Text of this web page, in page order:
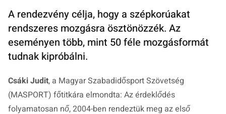
A rendezvény célja, hogy a szépkorúakat
rendszeres mozgásra ösztönözzék. Az
eseményen több, mint 50 féle mozgásformát
tudnak kipróbálni.
Csáki Judit, a Magyar Szabadidősport Szövetség
(MASPORT) főtitkára elmondta: Az érdeklődés
folyamatosan nő, 2004-ben rendeztük meg az első